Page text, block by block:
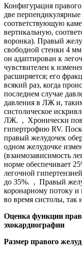
Конфигурация
две
соответствующую
вертикальную,
воронка). Правый
свободной стенки 4
он адаптирован к
чувствителен к
расширяется; его
всякий раз, когда
последнем случае
давления в ЛЖ и,
систолическое
ЛЖ. , Хронически
гипертрофию RV.
правый желудочек
одном желудочке
(взаимозависимость
норме обеспечивает
легочной
до 35%. , Правый
коронарному потоку и
во время систолы, так
Оценка функции
эхокардиографии
Размер правого